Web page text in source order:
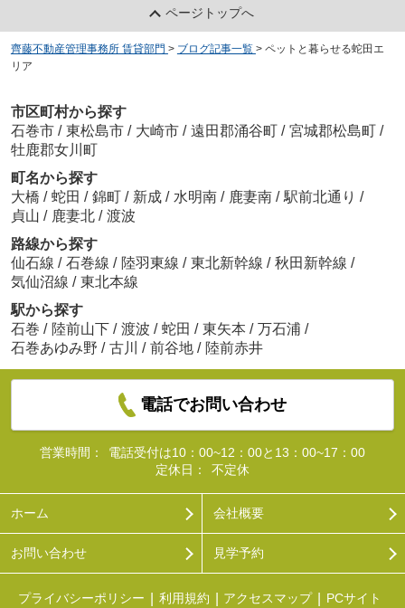
ページトップへ
齊藤不動産管理事務所 賃貸部門 > ブログ記事一覧 > ペットと暮らせる蛇田エ
リア
市区町村から探す
石巻市 / 東松島市 / 大崎市 / 遠田郡涌谷町 / 宮城郡松島町 /
牡鹿郡女川町
町名から探す
大橋 / 蛇田 / 錦町 / 新成 / 水明南 / 鹿妻南 / 駅前北通り /
貞山 / 鹿妻北 / 渡波
路線から探す
仙石線 / 石巻線 / 陸羽東線 / 東北新幹線 / 秋田新幹線 /
気仙沼線 / 東北本線
駅から探す
石巻 / 陸前山下 / 渡波 / 蛇田 / 東矢本 / 万石浦 /
石巻あゆみ野 / 古川 / 前谷地 / 陸前赤井
電話でお問い合わせ
営業時間：
電話受付は10：00~12：00と13：00~17：00
定休日：
不定休
ホーム 会社概要
お問い合わせ 見学予約
プライバシーポリシー 利用規約 アクセスマップ PCサイト